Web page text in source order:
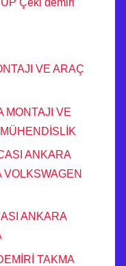
Çeki demiri
VE ARAÇ
MONTAJI VE
ANKARA
ANKARA
TAKMA